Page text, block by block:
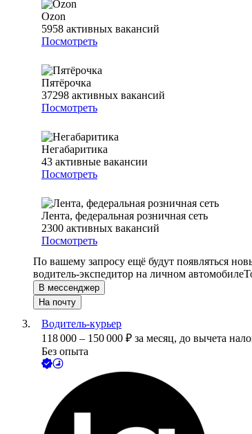
Ozon
5958 активных вакансий
Посмотреть
Пятёрочка
37298 активных вакансий
Посмотреть
Негабаритика
43 активные вакансии
Посмотреть
Лента, федеральная розничная сеть
2300 активных вакансий
Посмотреть
По вашему запросу ещё будут появляться
водитель-экспедитор на личном автомобиле
В мессенджер
На почту
Водитель-курьер
118 000 – 150 000 ₽ за месяц, до вычета
Без опыта